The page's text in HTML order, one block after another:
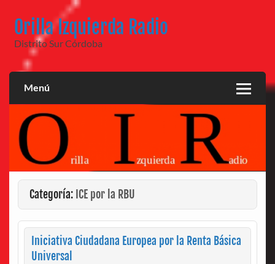
contenido
Orilla Izquierda Radio
Distrito Sur Córdoba
Menú
Categoría: ICE por la RBU
Iniciativa Ciudadana Europea por la Renta Básica
Universal